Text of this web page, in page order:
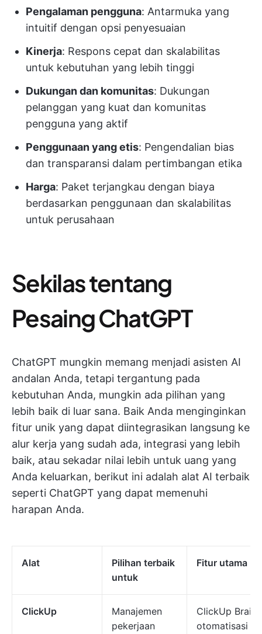
Pengalaman pengguna: Antarmuka yang
intuitif dengan opsi penyesuaian
Kinerja: Respons cepat dan skalabilitas
untuk kebutuhan yang lebih tinggi
Dukungan dan komunitas: Dukungan
pelanggan yang kuat dan komunitas
pengguna yang aktif
Penggunaan yang etis: Pengendalian bias
dan transparansi dalam pertimbangan etika
Harga: Paket terjangkau dengan biaya
berdasarkan penggunaan dan skalabilitas
untuk perusahaan
Sekilas tentang
Pesaing ChatGPT
ChatGPT mungkin memang menjadi asisten AI
andalan Anda, tetapi tergantung pada
kebutuhan Anda, mungkin ada pilihan yang
lebih baik di luar sana. Baik Anda menginginkan
fitur unik yang dapat diintegrasikan langsung ke
alur kerja yang sudah ada, integrasi yang lebih
baik, atau sekadar nilai lebih untuk uang yang
Anda keluarkan, berikut ini adalah alat AI terbaik
seperti ChatGPT yang dapat memenuhi
harapan Anda.
Alat
Pilihan terbaik
untuk
Fitur utama
ClickUp
Manajemen
pekerjaan
ClickUp Brain,
otomatisasi